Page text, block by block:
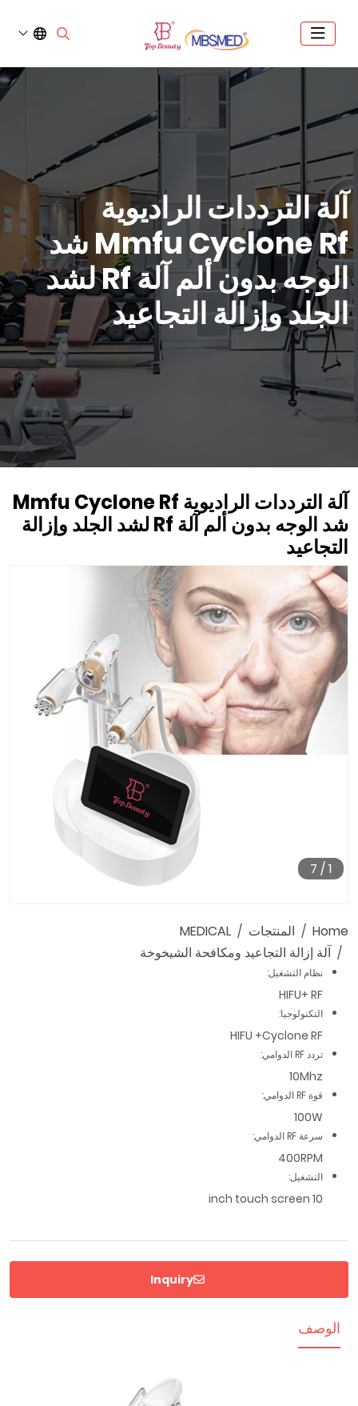
آلة الترددات الراديوية
Mmfu Cyclone Rf شد
الوجه بدون ألم آلة Rf لشد
الجلد وإزالة التجاعيد
آلة الترددات الراديوية Mmfu Cyclone Rf
شد الوجه بدون ألم آلة Rf لشد الجلد وإزالة
التجاعيد
Home المنتجات
MEDICAL
آلة إزالة التجاعيد ومكافحة الشيخوخة
نظام التشغيل:
HIFU+ RF
التكنولوجيا:
HIFU +Cyclone RF
تردد RF الدوامي:
10Mhz
قوة RF الدوامي:
100W
سرعة RF الدوامي:
400RPM
التشغيل:
10 inch touch screen
Inquiry
1
/
7
الوصف